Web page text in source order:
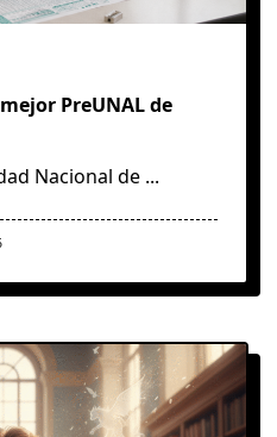
PreUNAL de
Nacional de ...